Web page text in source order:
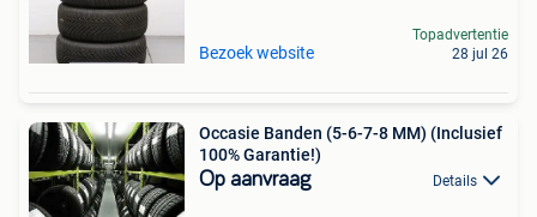
Bezoek website
Topadvertentie
28 jul 26
Occasie Banden (5-6-7-8 MM) (Inclusief
100% Garantie!)
Op aanvraag Details